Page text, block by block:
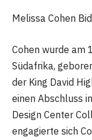
Melissa Cohen
Cohen wurde am
Südafrika,
der King David
einen Abschluss
Design Center
engagierte sich